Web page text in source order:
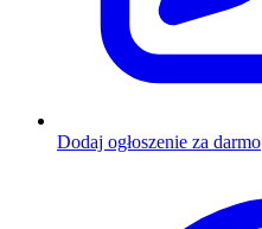
Dodaj ogłoszenie za darmo